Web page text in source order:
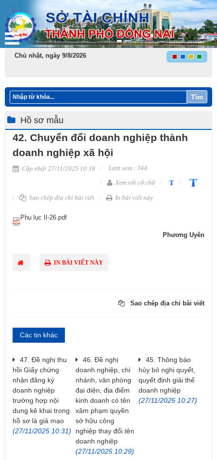
Chủ nhật, ngày 9/8/2026
Tìm
Hồ sơ mẫu
42. Chuyển đổi doanh nghiệp thành
doanh nghiệp xã hội
Cập nhật 27/11/2025 10:18
Lượt xem : 344
Xem với cỡ chữ
Sao chép địa chỉ bài viết In bài viết này
Phụ lục II-26.pdf
Phương Uyên
IN BÀI VIẾT NÀY
Sao chép địa chỉ bài viết
Các tin khác
47. Đề nghị thu
hồi Giấy chứng
nhận đăng ký
doanh nghiệp
trường hợp nội
dung kê khai trong
hồ sơ là giả mạo
(27/11/2025 10:31)
46. Đề nghị
doanh nghiệp, chi
nhánh, văn phòng
đại diện, địa điểm
kinh doanh có tên
xâm phạm quyền
sở hữu công
nghiệp thay đổi tên
doanh nghiệp
(27/11/2025 10:29)
45. Thông báo
hủy bỏ nghị quyết,
quyết định giải thể
doanh nghiệp
(27/11/2025 10:27)